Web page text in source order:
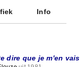
Info
dire que je m'en vais